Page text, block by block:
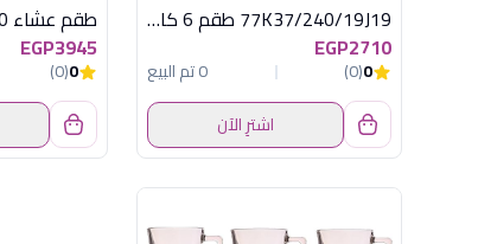
77K37/240/19J19 طقم 6 كاس كاسكاد
EGP2710
0
(0)
0 تم البيع
اشترِ الآن
EGP3945
0
(0)